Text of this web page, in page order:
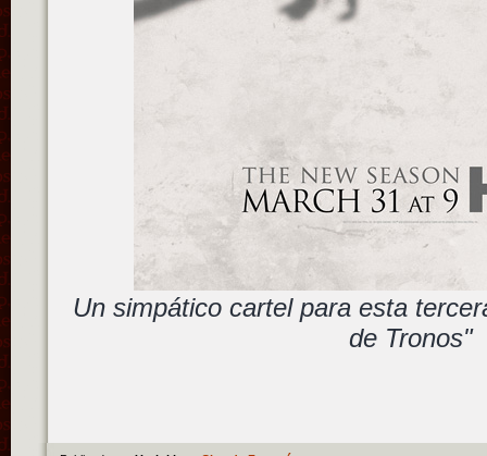
Un simpático cartel para esta
de Tronos"